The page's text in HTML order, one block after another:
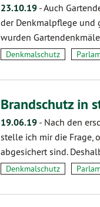
23.10.19 -Auch
der Denkmalpflege und
wurden
Denkmalschutz
Brandschutz in
19.06.19 - Nach den
stelle ich mir die Frage,
abgesichert sind.
Denkmalschutz